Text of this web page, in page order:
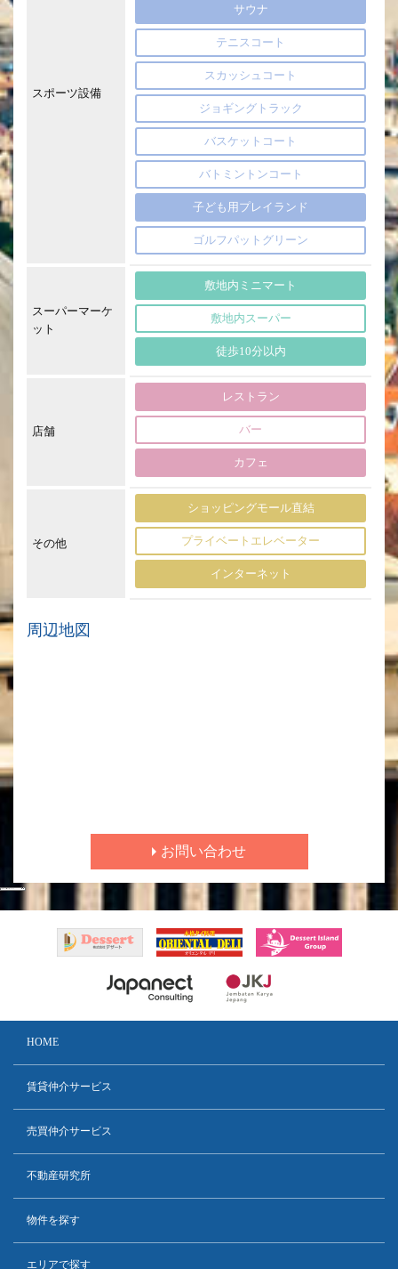
スポーツ設備
サウナ
テニスコート
スカッシュコート
ジョギングトラック
バスケットコート
バトミントンコート
子ども用プレイランド
ゴルフパットグリーン
スーパーマーケ
ット
敷地内ミニマート
敷地内スーパー
徒歩10分以内
店舗
レストラン
バー
カフェ
その他
ショッピングモール直結
プライベートエレベーター
インターネット
周辺地図
お問い合わせ
HOME
賃貸仲介サービス
売買仲介サービス
不動産研究所
物件を探す
エリアで探す